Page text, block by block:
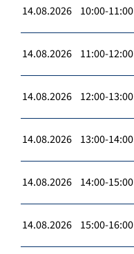
14.08.2026 10:00-11:00
14.08.2026 11:00-12:00
14.08.2026 12:00-13:00
14.08.2026 13:00-14:00
14.08.2026 14:00-15:00
14.08.2026 15:00-16:00